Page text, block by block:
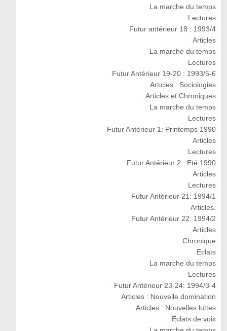
La marche du temps
Lectures
Futur antérieur 18 : 1993/4
Articles
La marche du temps
Lectures
Futur Antérieur 19-20 : 1993/5-6
Articles : Sociologies
Articles et Chroniques
La marche du temps
Lectures
Futur Antérieur 1: Printemps 1990
Articles
Lectures
Futur Antérieur 2 : Eté 1990
Articles
Lectures
Futur Antérieur 21: 1994/1
Articles.
Futur Antérieur 22: 1994/2
Articles
Chronique
Eclats
La marche du temps
Lectures
Futur Antérieur 23-24: 1994/3-4
Articles : Nouvelle domination
Articles : Nouvelles luttes
Éclats de voix